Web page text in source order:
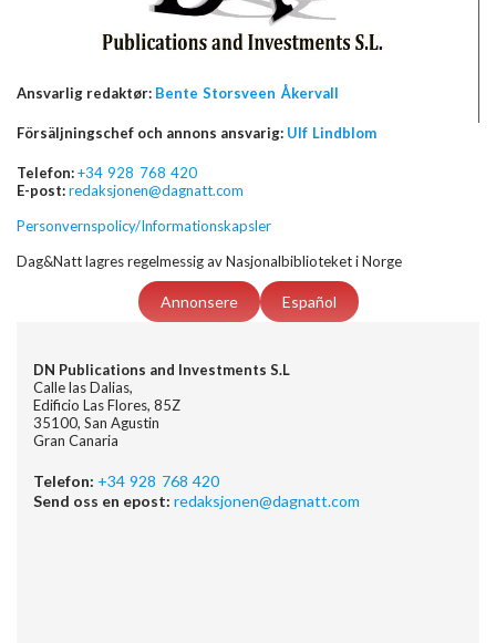
Ansvarlig redaktør: Bente Storsveen Åkervall
Försäljningschef och annons ansvarig: Ulf Lindblom
Telefon:+34 928 768 420
E-post:redaksjonen@dagnatt.com
Personvernspolicy/Informationskapsler
Dag&Natt lagres regelmessig av Nasjonalbiblioteket i Norge
Annonsere Español
DN Publications and Investments S.L
Calle las Dalias,
Edificio Las Flores, 85Z
35100, San Agustin
Gran Canaria
Telefon: +34 928 768 420
Send oss en epost: redaksjonen@dagnatt.com